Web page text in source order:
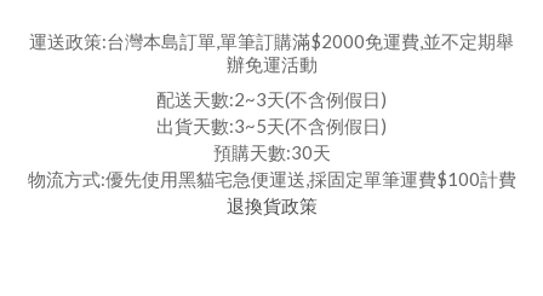
運送政策:台灣本島訂單,單筆訂購滿$2000免運費,並不定期舉
辦免運活動
配送天數:2~3天(不含例假日)
出貨天數:3~5天(不含例假日)
預購天數:30天
物流方式:優先使用黑貓宅急便運送,採固定單筆運費$100計費
退換貨政策